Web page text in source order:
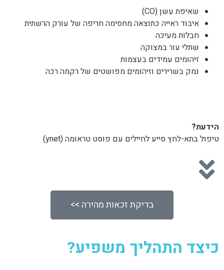
שאיפת עשן (CO)
איבוד ראייה כתוצאה מחסימה חריפה של עורק הרשתית
חבלות מעיכה
שתלי עור במצוקה
זיהומים עמידים בעצמות
נמק בשרירים וזיהומים מפושטים של רקמה רכה
הידעת?
טיפול בתא-לחץ סייע לחיילים עם פוסט טראומה (ynet)
בדיקת זכאות מהירה >>
כיצד התהליך משפיע?